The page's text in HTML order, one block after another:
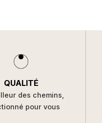
QUALITÉ
des chemins,
pour vous